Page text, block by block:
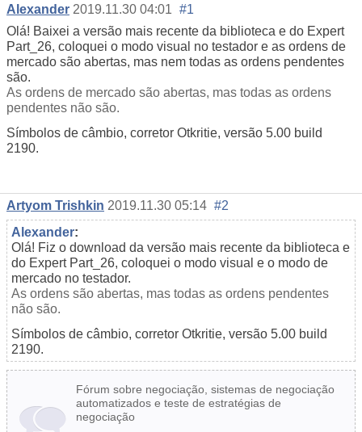
Alexander 2019.11.30 04:01 #1
Olá! Baixei a versão mais recente da biblioteca e do Expert
Part_26, coloquei o modo visual no testador e as ordens de
mercado são abertas, mas nem todas as ordens pendentes
são.
As ordens de mercado são abertas, mas todas as ordens
pendentes não são.
Símbolos de câmbio, corretor Otkritie, versão 5.00 build
2190.
Artyom Trishkin 2019.11.30 05:14 #2
Alexander:
Olá! Fiz o download da versão mais recente da biblioteca e
do Expert Part_26, coloquei o modo visual e o modo de
mercado no testador.
As ordens são abertas, mas todas as ordens pendentes
não são.
Símbolos de câmbio, corretor Otkritie, versão 5.00 build
2190.
Fórum sobre negociação, sistemas de negociação
automatizados e teste de estratégias de
negociação